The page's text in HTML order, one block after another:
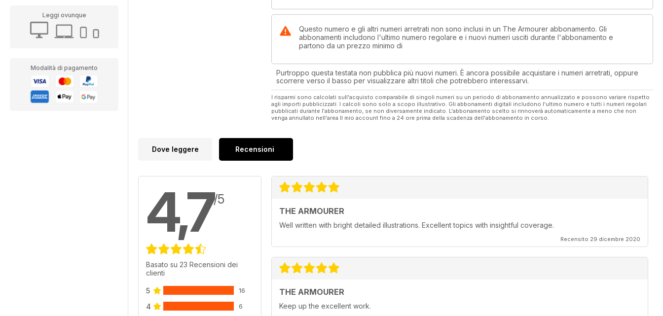
Leggi ovunque
Modalità di pagamento
Questo numero e gli altri numeri arretrati non sono inclusi in un The Armourer abbonamento. Gli
abbonamenti includono l'ultimo numero regolare e i nuovi numeri usciti durante l'abbonamento e
partono da un prezzo minimo di
Purtroppo questa testata non pubblica più nuovi numeri. È ancora possibile acquistare i numeri arretrati, oppure
scorrere verso il basso per visualizzare altri titoli che potrebbero interessarvi.
I risparmi sono calcolati sull'acquisto comparabile di singoli numeri su un periodo di abbonamento annualizzato e possono variare rispetto
agli importi pubblicizzati. I calcoli sono solo a scopo illustrativo. Gli abbonamenti digitali includono l'ultimo numero e tutti i numeri regolari
pubblicati durante l'abbonamento, se non diversamente indicato. L'abbonamento scelto si rinnoverà automaticamente a meno che non
venga annullato nell'area Il mio account fino a 24 ore prima della scadenza dell'abbonamento in corso.
Dove leggere Recensioni
4,7/5
Basato su 23 Recensioni dei
clienti
5 16
4 6
THE ARMOURER
Well written with bright detailed illustrations. Excellent topics with insightful coverage.
Recensito 29 dicembre 2020
THE ARMOURER
Keep up the excellent work.